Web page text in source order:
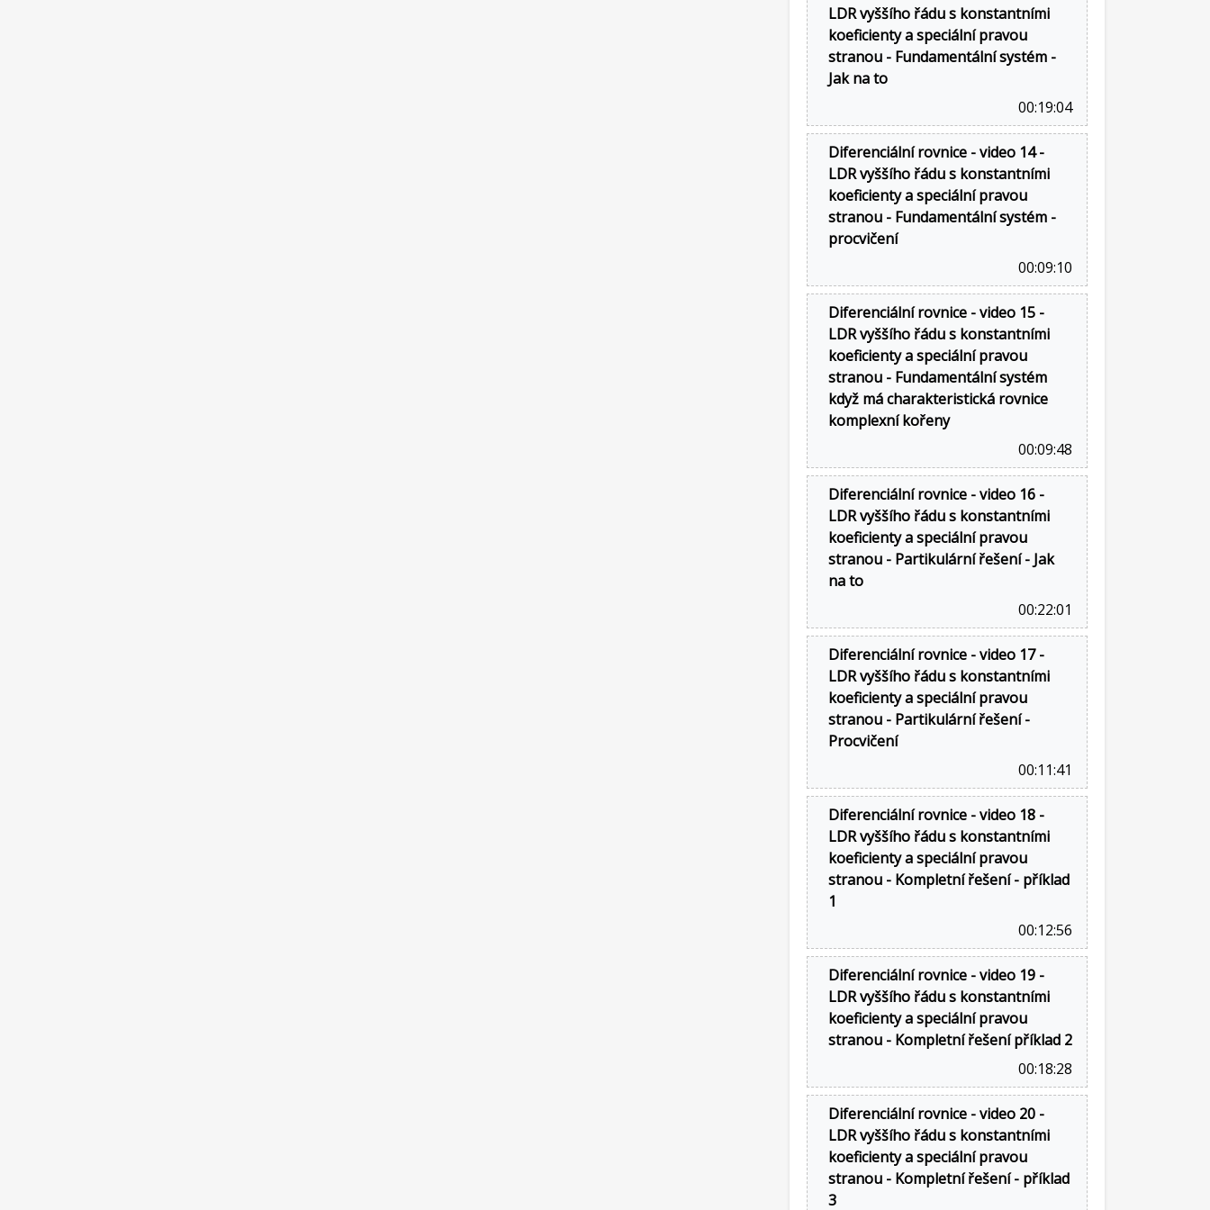
LDR vyššího řádu s konstantními
koeficienty a speciální pravou
stranou - Fundamentální systém -
Jak na to
00:19:04
Diferenciální rovnice - video 14 -
LDR vyššího řádu s konstantními
koeficienty a speciální pravou
stranou - Fundamentální systém -
procvičení
00:09:10
Diferenciální rovnice - video 15 -
LDR vyššího řádu s konstantními
koeficienty a speciální pravou
stranou - Fundamentální systém
když má charakteristická rovnice
komplexní kořeny
00:09:48
Diferenciální rovnice - video 16 -
LDR vyššího řádu s konstantními
koeficienty a speciální pravou
stranou - Partikulární řešení - Jak
na to
00:22:01
Diferenciální rovnice - video 17 -
LDR vyššího řádu s konstantními
koeficienty a speciální pravou
stranou - Partikulární řešení -
Procvičení
00:11:41
Diferenciální rovnice - video 18 -
LDR vyššího řádu s konstantními
koeficienty a speciální pravou
stranou - Kompletní řešení - příklad
1
00:12:56
Diferenciální rovnice - video 19 -
LDR vyššího řádu s konstantními
koeficienty a speciální pravou
stranou - Kompletní řešení příklad 2
00:18:28
Diferenciální rovnice - video 20 -
LDR vyššího řádu s konstantními
koeficienty a speciální pravou
stranou - Kompletní řešení - příklad
3